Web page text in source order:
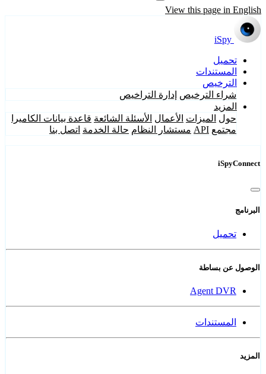
View this page in English
iSpy
تحميل
المستندات
الترخيص
شراء الترخيص إدارة التراخيص
المزيد
حول الميزات الأعمال الأسئلة الشائعة قاعدة بيانات الكاميرا
مجتمع API مستشار النظام حالة الخدمة اتصل بنا
iSpyConnect
البرنامج
تحميل
الوصول عن بساطة
Agent DVR
المستندات
المزيد